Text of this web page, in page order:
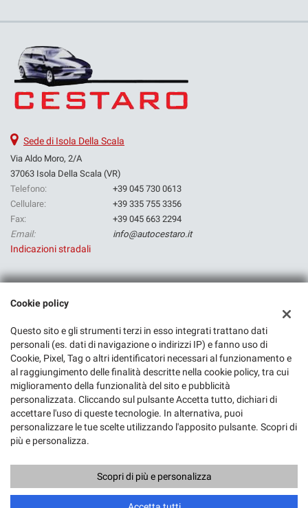
Sede di Isola Della Scala
Via Aldo Moro, 2/A
37063 Isola Della Scala (VR)
Telefono:
+39 045 730 0613
Cellulare:
+39 335 755 3356
Fax:
+39 045 663 2294
Email:
info@autocestaro.it
Indicazioni stradali
Dati fiscali:
Via Camagre, 30, Isola Della Scala (VR)
C.F/P.IVA:03523080236
Registro delle imprese:VR
Copyright © 2026 GestionaleAuto.com S.r.l., Tutti i diritti riservati -
Leggi l'informativa sulla privacy-Cookie Policy
Cookie policy
Questo sito e gli strumenti terzi in esso integrati trattano dati
personali (es. dati di navigazione o indirizzi IP) e fanno uso di
Cookie, Pixel, Tag o altri identificatori necessari al funzionamento e
al raggiungimento delle finalità descritte nella cookie policy, tra cui
miglioramento della funzionalità del sito e pubblicità
personalizzata. Cliccando sul pulsante Accetta tutto, dichiari di
accettare l'uso di queste tecnologie. In alternativa, puoi
personalizzare le tue scelte utilizzando l'apposito pulsante. Scopri di
più e personalizza.
Scopri di più e personalizza